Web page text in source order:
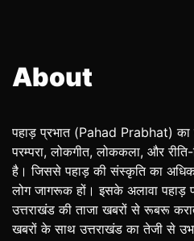
About
पहाड़ प्रभात (Pahad Prabhat) का
परम्परा, लोकगीत, लोककला, और
है। जिससे पहाड़ की संस्कृति का
लोग जागरूक हों। इसके अलावा
उत्तराखंड की ताजा खबरों से रूबरू
खबरों के साथ उत्तराखंड का तेजी से